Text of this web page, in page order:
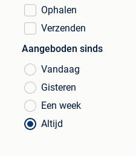
Ophalen
Verzenden
Aangeboden sinds
Vandaag
Gisteren
Een week
Altijd